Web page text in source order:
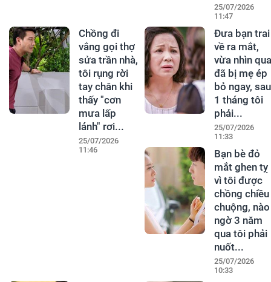
25/07/2026
11:47
Chồng đi
vắng gọi thợ
sửa trần nhà,
tôi rụng rời
tay chân khi
thấy "cơn
mưa lấp
lánh" rơi...
25/07/2026
11:46
Đưa bạn trai
về ra mắt,
vừa nhìn qua
đã bị mẹ ép
bỏ ngay, sau
1 tháng tôi
phải...
25/07/2026
11:33
Bạn bè đỏ
mắt ghen tỵ
vì tôi được
chồng chiều
chuộng, nào
ngờ 3 năm
qua tôi phải
nuốt...
25/07/2026
10:33